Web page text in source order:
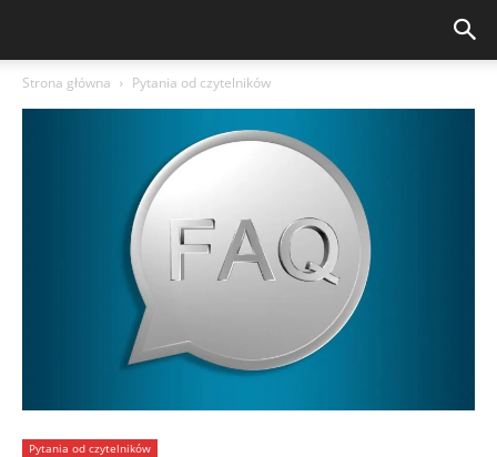
Strona główna Pytania od czytelników
Pytania od czytelników